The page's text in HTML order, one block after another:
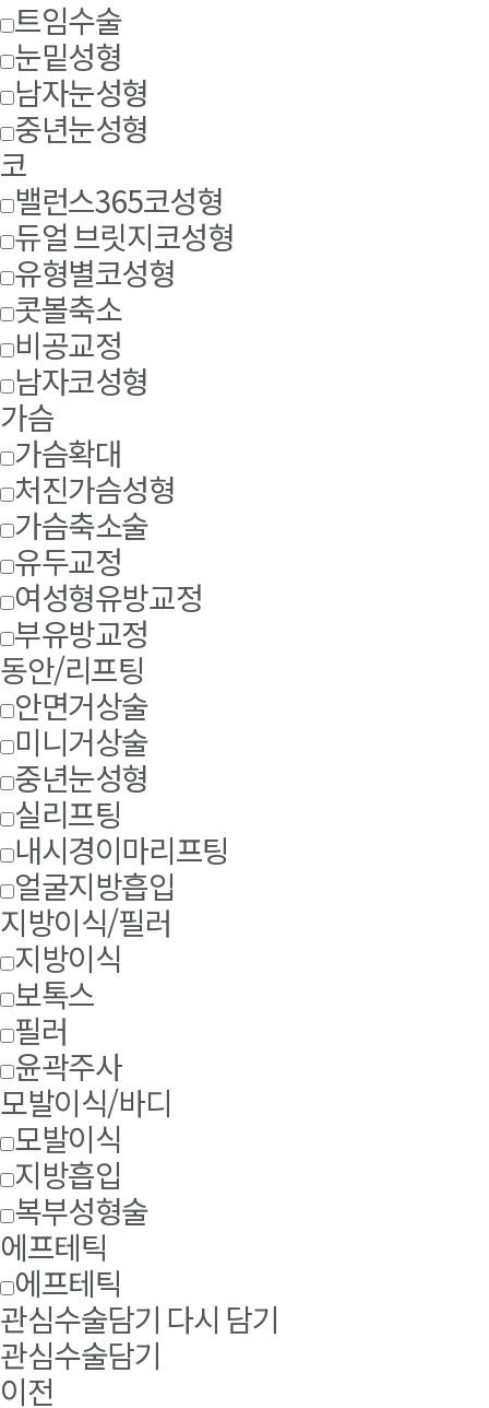
트임수술
눈밑성형
남자눈성형
중년눈성형
코
밸런스365코성형
듀얼 브릿지코성형
유형별코성형
콧볼축소
비공교정
남자코성형
가슴
가슴확대
처진가슴성형
가슴축소술
유두교정
여성형유방교정
부유방교정
동안/리프팅
안면거상술
미니거상술
중년눈성형
실리프팅
내시경이마리프팅
얼굴지방흡입
지방이식/필러
지방이식
보톡스
필러
윤곽주사
모발이식/바디
모발이식
지방흡입
복부성형술
에프테틱
에프테틱
관심수술담기 다시 담기
관심수술담기
이전